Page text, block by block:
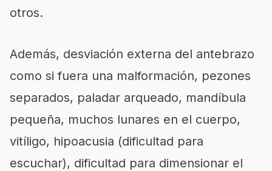
otros.
Además, desviación externa del antebrazo
como si fuera una malformación, pezones
separados, paladar arqueado, mandíbula
pequeña, muchos lunares en el cuerpo,
vitíligo, hipoacusia (dificultad para
escuchar), dificultad para dimensionar el